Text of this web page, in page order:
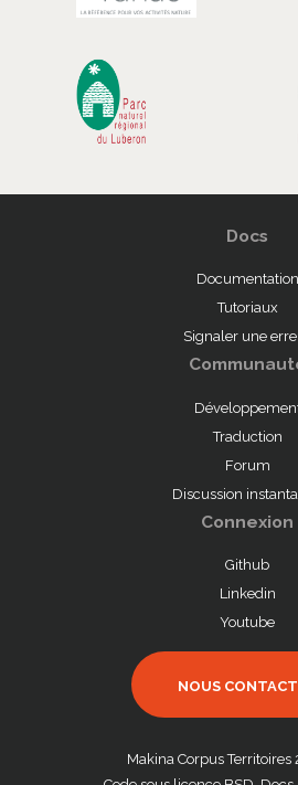
Docs
Documentation
Tutoriaux
Signaler une
Traduction
Forum
Discussion
Connexion
Github
Linkedin
Youtube
NOUS
Makina Corpus Territoires